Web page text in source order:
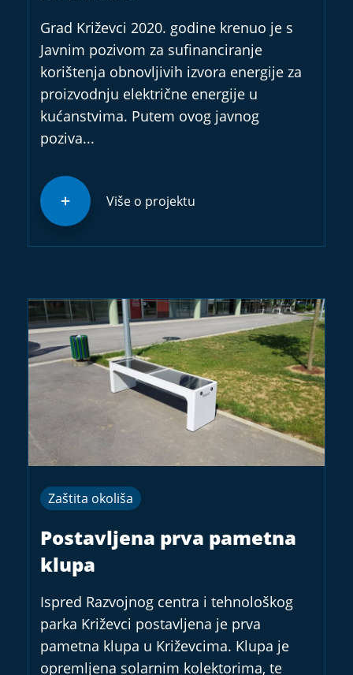
Grad Križevci 2020. godine krenuo je s
Javnim pozivom za sufinanciranje
korištenja obnovljivih izvora energije za
proizvodnju električne energije u
kućanstvima. Putem ovog javnog
poziva...
Više o projektu
Zaštita okoliša
Postavljena prva pametna
klupa
Ispred Razvojnog centra i tehnološkog
parka Križevci postavljena je prva
pametna klupa u Križevcima. Klupa je
opremljena solarnim kolektorima, te